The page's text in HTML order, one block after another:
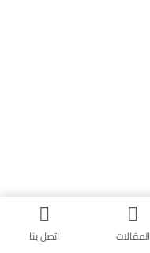
المقالات اتصل بنا